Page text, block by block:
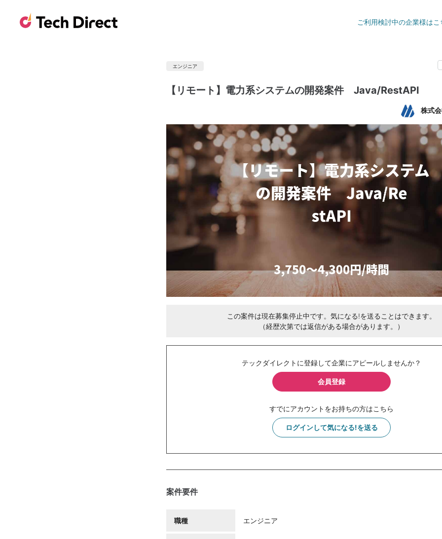
ご利用検討中の企業様はこ
エンジニア
【リモート】電力系システムの開発案件 Java/RestAPI
株式
この案件は現在募集停止中です。気になる!を送ることはできます。
（経歴次第では返信がある場合があります。）
テックダイレクトに登録して企業にアピールしませんか？
会員登録
すでにアカウントをお持ちの方はこちら
ログインして気になる!を送る
案件要件
職種 エンジニア